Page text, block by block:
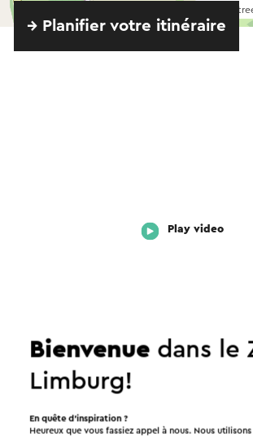
→ Planifier votre itinéraire
Play video
Envoyez un mail
Bienvenuedans le
Limburg!
En quête d’inspiration ?
Heureux que vous fassiez appel à nous. Nous